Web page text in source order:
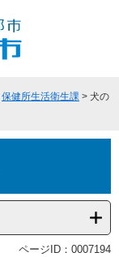
保健所生活衛生課 > 犬の
ページID：0007194